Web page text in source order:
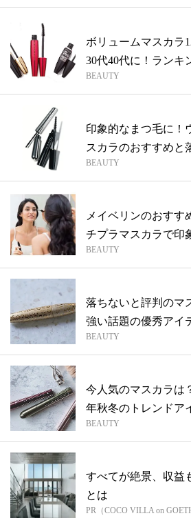
ボリュームマスカラ
30代40代に！ランキ
BEAUTY
印象的なまつ毛に！
スカラのおすすめと
BEAUTY
メイベリンのおすす
チプラマスカラで印
BEAUTY
落ちないと評判のマ
強い話題の優秀アイ
BEAUTY
今人気のマスカラは
年秋冬のトレンドア
BEAUTY
すべてが絶景、収益
とは
PR（COCO VILLA on